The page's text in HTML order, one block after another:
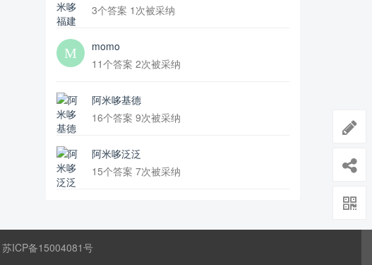
3个答案 1次被采纳
momo
11个答案 2次被采纳
阿米哆基德
16个答案 9次被采纳
阿米哆泛泛
15个答案 7次被采纳
苏ICP备15004081号